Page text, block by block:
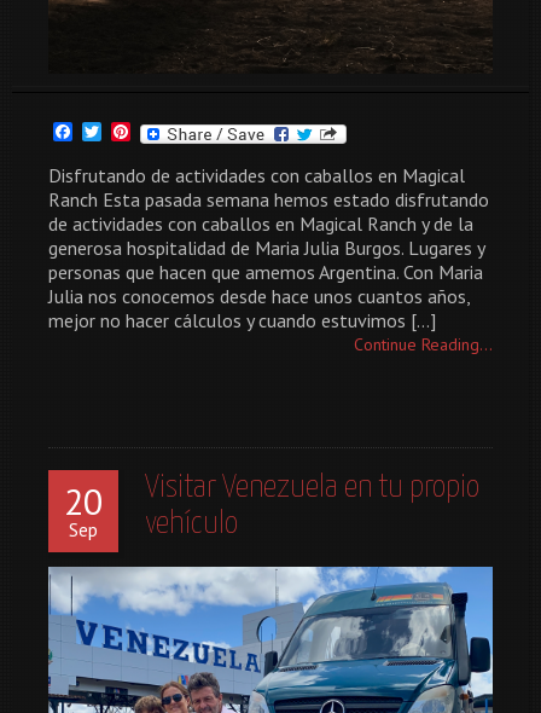
Facebook
TwitterPinterest
Disfrutando de actividades con caballos en Magical
Ranch Esta pasada semana hemos estado disfrutando
de actividades con caballos en Magical Ranch y de la
generosa hospitalidad de Maria Julia Burgos. Lugares y
personas que hacen que amemos Argentina. Con Maria
Julia nos conocemos desde hace unos cuantos años,
mejor no hacer cálculos y cuando estuvimos […]
Continue Reading...
20
Sep
Visitar Venezuela en tu propio
vehículo